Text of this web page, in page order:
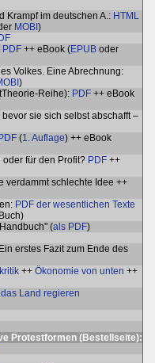
Krampf im deutschen A.: HTML
MOBI )
PDF ++ eBook (EPUB oder
Volkes. Eine Abrechnung:
)
Reihe): PDF ++ eBook
sie sich selbst abschafft –
PDF (1. Auflage) ++ eBook
für den Profit? PDF ++
verdammt schlechte Idee ++
PDF der wesentlichen Texte
(als PDF)
erstes Fazit zum Ende des
++ Ökonomie von unten ++
Land regieren
Protestformen (Bestellseite):